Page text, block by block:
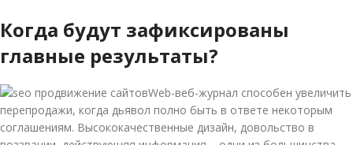
Когда будут зафиксированы
главные результаты?
Web-веб-журнал способен увеличить
перепродажи, когда дьявол полно быть в ответе некоторым
соглашениям. Высококачественные дизайн, довольство в